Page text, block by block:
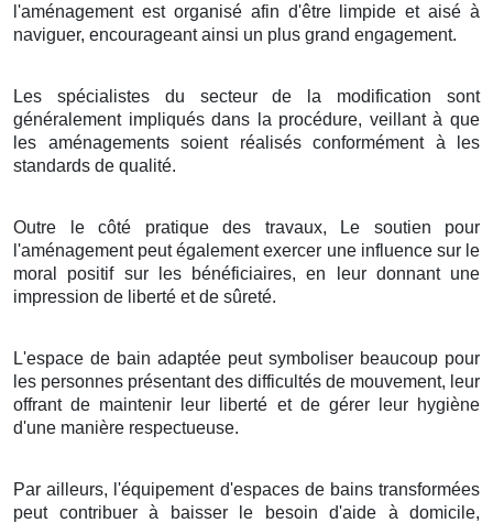
l'aménagement est organisé afin d'être limpide et aisé à
naviguer, encourageant ainsi un plus grand engagement.
Les spécialistes du secteur de la modification sont
généralement impliqués dans la procédure, veillant à que
les aménagements soient réalisés conformément à les
standards de qualité.
Outre le côté pratique des travaux, Le soutien pour
l'aménagement peut également exercer une influence sur le
moral positif sur les bénéficiaires, en leur donnant une
impression de liberté et de sûreté.
L'espace de bain adaptée peut symboliser beaucoup pour
les personnes présentant des difficultés de mouvement, leur
offrant de maintenir leur liberté et de gérer leur hygiène
d'une manière respectueuse.
Par ailleurs, l'équipement d'espaces de bains transformées
peut contribuer à baisser le besoin d'aide à domicile,